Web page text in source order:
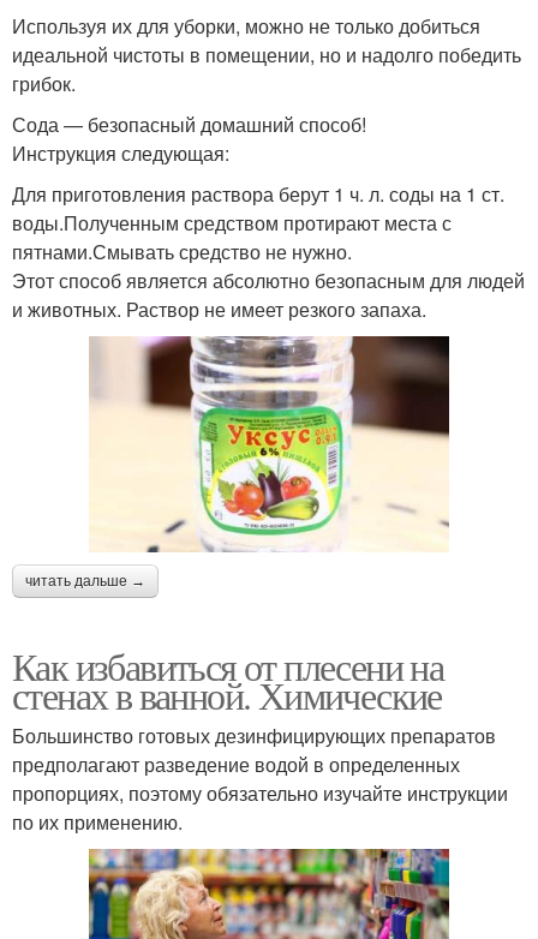
Используя их для уборки, можно не только добиться
идеальной чистоты в помещении, но и надолго победить
грибок.
Сода — безопасный домашний способ!
Инструкция следующая:
Для приготовления раствора берут 1 ч. л. соды на 1 ст.
воды.Полученным средством протирают места с
пятнами.Смывать средство не нужно.
Этот способ является абсолютно безопасным для людей
и животных. Раствор не имеет резкого запаха.
читать дальше →
Как избавиться от плесени на
стенах в ванной. Химические
Большинство готовых дезинфицирующих препаратов
предполагают разведение водой в определенных
пропорциях, поэтому обязательно изучайте инструкции
по их применению.